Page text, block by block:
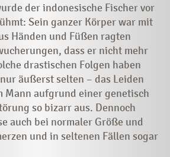
der indonesische Fischer vor
Sein ganzer Körper war mit
Händen und Füßen ragten
dass er nicht mehr
drastischen Folgen haben
äußerst selten – das Leiden
Mann aufgrund einer genetisch
so bizarr aus. Dennoch
auch bei normaler Größe und
und in seltenen Fällen sogar